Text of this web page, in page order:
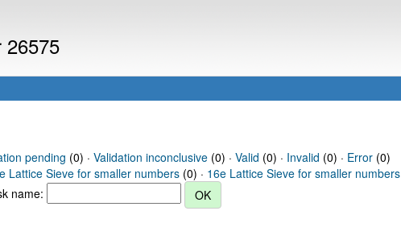
26575
pending (0) · Validation inconclusive(0) · Valid (0) · Invalid (0) · Error(0)
Lattice Sieve for smaller numbers (0) · 16e Lattice Sieve for smaller numbers
name: